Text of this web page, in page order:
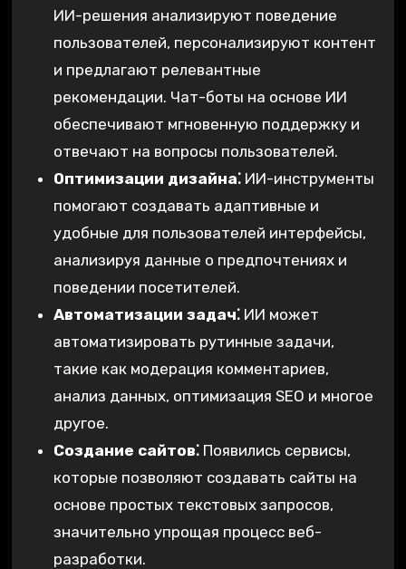
ИИ-решения анализируют поведение
пользователей, персонализируют контент
и предлагают релевантные
рекомендации. Чат-боты на основе ИИ
обеспечивают мгновенную поддержку и
отвечают на вопросы пользователей.
Оптимизации дизайна⁚ИИ-инструменты
помогают создавать адаптивные и
удобные для пользователей интерфейсы,
анализируя данные о предпочтениях и
поведении посетителей.
Автоматизации задач⁚ИИ может
автоматизировать рутинные задачи,
такие как модерация комментариев,
анализ данных, оптимизация SEO и многое
другое.
Создание сайтов⁚Появились сервисы,
которые позволяют создавать сайты на
основе простых текстовых запросов,
значительно упрощая процесс веб-
разработки.